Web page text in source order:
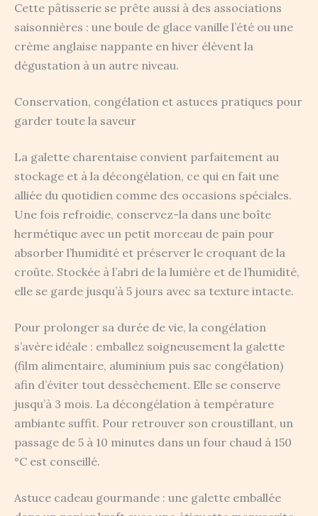
Cette pâtisserie se prête aussi à des associations
saisonnières : une boule de glace vanille l’été ou une
crème anglaise nappante en hiver élèvent la
dégustation à un autre niveau.
Conservation, congélation et astuces pratiques pour
garder toute la saveur
La galette charentaise convient parfaitement au
stockage et à la décongélation, ce qui en fait une
alliée du quotidien comme des occasions spéciales.
Une fois refroidie, conservez-la dans une boîte
hermétique avec un petit morceau de pain pour
absorber l’humidité et préserver le croquant de la
croûte. Stockée à l’abri de la lumière et de l’humidité,
elle se garde jusqu’à 5 jours avec sa texture intacte.
Pour prolonger sa durée de vie, la congélation
s’avère idéale : emballez soigneusement la galette
(film alimentaire, aluminium puis sac congélation)
afin d’éviter tout dessèchement. Elle se conserve
jusqu’à 3 mois. La décongélation à température
ambiante suffit. Pour retrouver son croustillant, un
passage de 5 à 10 minutes dans un four chaud à 150
°C est conseillé.
Astuce cadeau gourmande : une galette emballée